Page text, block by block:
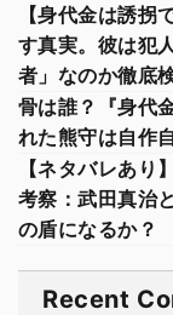
【身代金は誘
す真実。彼は犯
者」なのか徹底
骨は誰？『身代
れた熊守は自作
【ネタバレあ
考察：武田真治
の盾になるか？
Recent